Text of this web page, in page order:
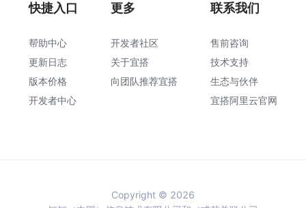
快捷入口
帮助中心
更新日志
版本价格
开发者中心
更多
开发者社区
关于宜搭
向团队推荐宜搭
联系我们
售前咨询
技术支持
生态与伙伴
宜搭阿里云官网
Copyright © 2026